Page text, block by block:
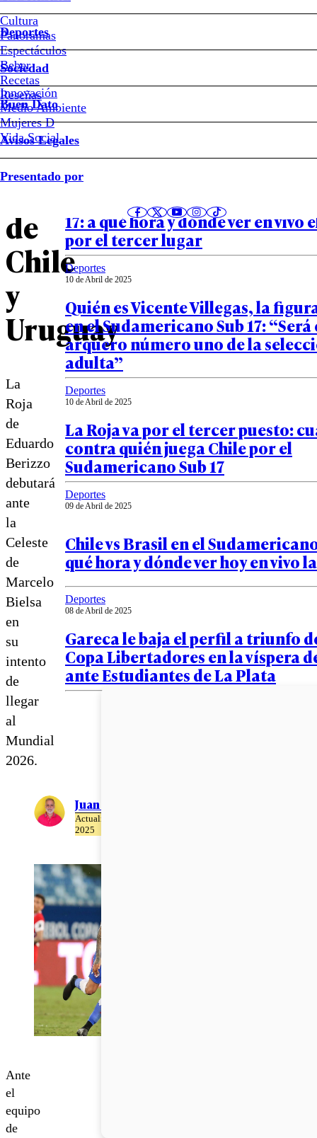
Cultura
Panoramas
Espectáculos
Beber
Recetas
Reseñas
Deportes
Sociedad
Innovación
Medio Ambiente
Mujeres D
Vida Social
Buen Dato
Avisos Legales
Presentado por
Clasificatorias:
dónde
ver
el
partido
de
Chile
y
Uruguay
La
Roja
de
Eduardo
Berizzo
debutará
ante
la
Celeste
de
Marcelo
Bielsa
en
su
intento
de
llegar
al
Mundial
2026.
Juan Pablo Ernst
Actualizado el 23 de Abril del
2025
Ante
el
equipo
de
Notas relacionadas
11 de Abril de 2025
Chile vs Venezuela en el
17: a qué hora y dónde ver en vivo
por el tercer lugar
Deportes
10 de Abril de 2025
Quién es Vicente Villegas, la
en el Sudamericano Sub 17: “Será
arquero número uno de la
adulta”
Deportes
10 de Abril de 2025
La Roja va por el tercer puesto:
contra quién juega Chile por el
Sudamericano Sub 17
Deportes
09 de Abril de 2025
Chile vs Brasil en el
qué hora y dónde ver hoy en vivo
Deportes
08 de Abril de 2025
Gareca le baja el perfil a triunfo
Copa Libertadores en la víspera
ante Estudiantes de La Plata